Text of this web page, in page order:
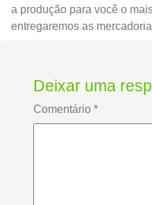
a produção para você o
entregaremos as
Deixar uma
Comentário *